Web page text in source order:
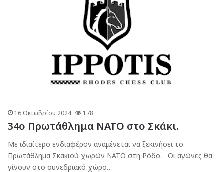
16 Οκτωβρίου 2024 178
34ο Πρωτάθλημα ΝΑΤΟ στο Σκάκι.
Με ιδιαίτερο ενδιαφέρον αναμένεται να ξεκινήσει το
Πρωτάθλημα Σκακιού χωρών ΝΑΤΟ στη Ρόδο. Οι αγώνες θα
γίνουν στο συνεδριακό χώρο…